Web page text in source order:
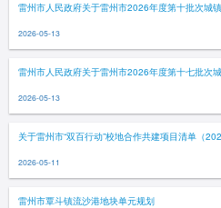
雷州市人民政府关于雷州市2026年度第十批次城
2026-05-13
雷州市人民政府关于雷州市2026年度第十七批次
2026-05-13
关于雷州市“双百行动”校地合作共建项目清单（
2026-05-11
雷州市覃斗镇流沙港地块单元规划